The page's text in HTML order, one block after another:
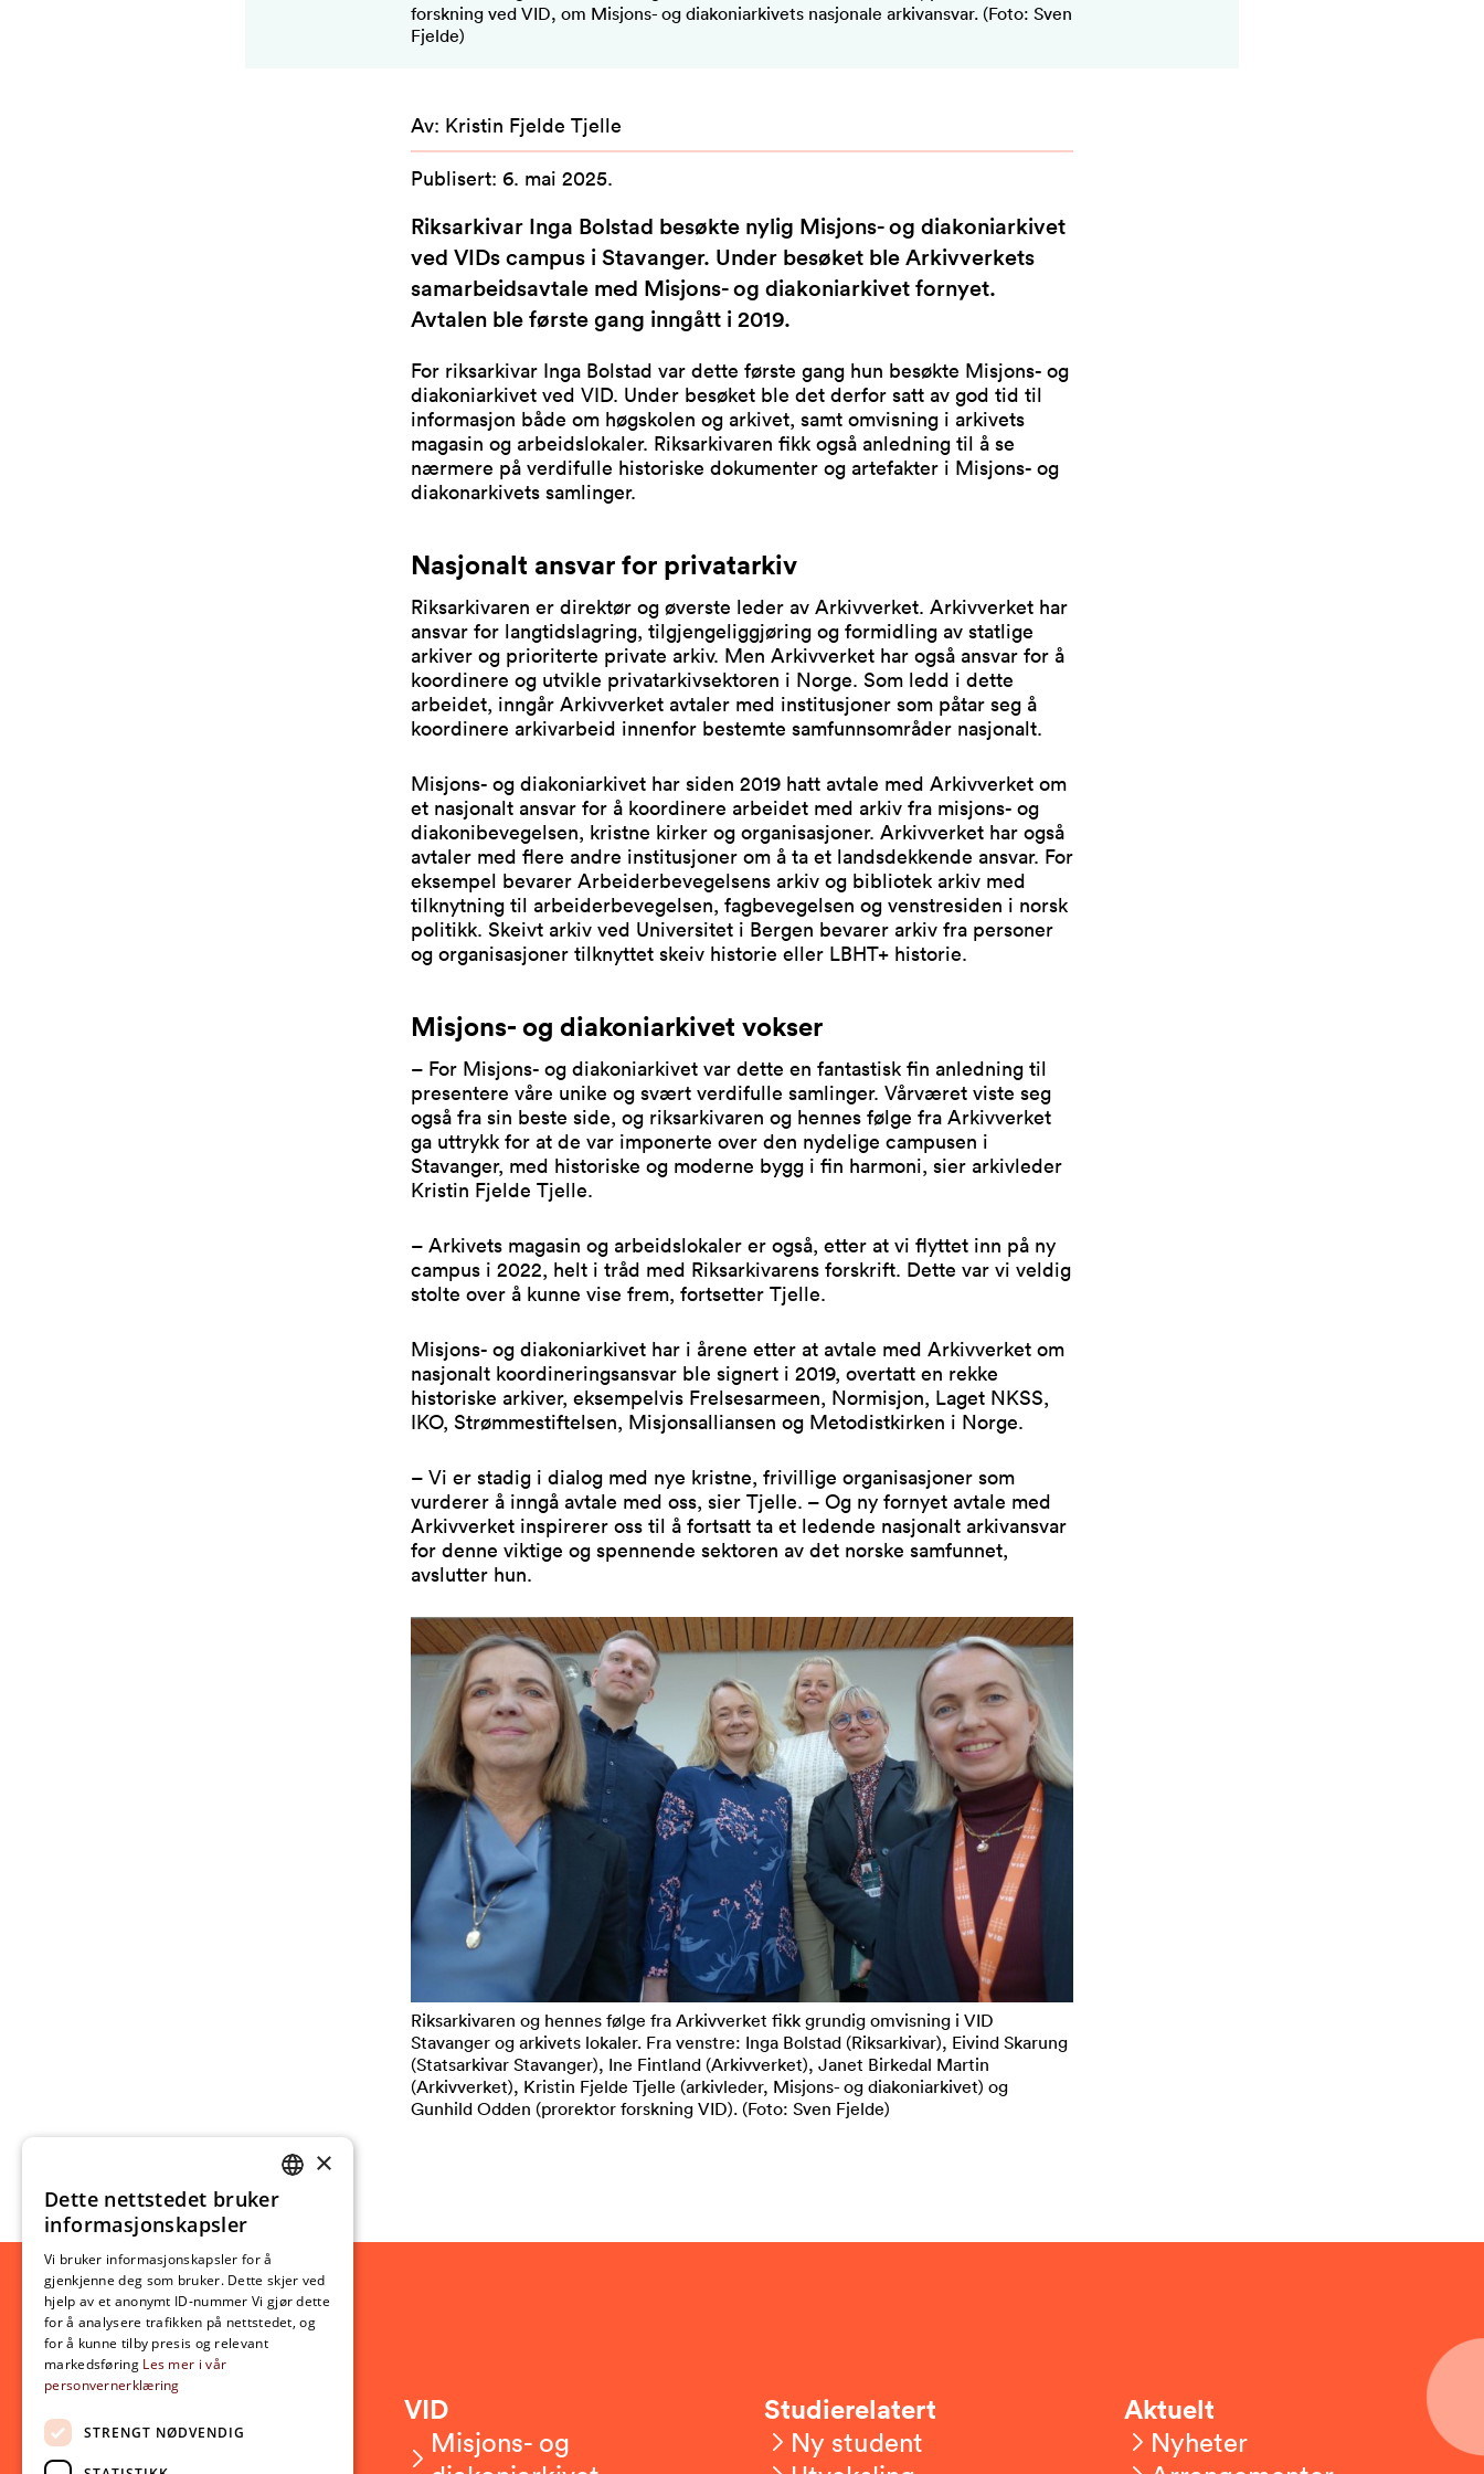
forskning ved VID, om Misjons- og diakoniarkivets nasjonale arkivansvar. (Foto: Sven
Fjelde)
Av: Kristin Fjelde Tjelle
Publisert: 6. mai 2025.
Riksarkivar Inga Bolstad besøkte nylig Misjons- og diakoniarkivet
ved VIDs campus i Stavanger. Under besøket ble Arkivverkets
samarbeidsavtale med Misjons- og diakoniarkivet fornyet.
Avtalen ble første gang inngått i 2019.
For riksarkivar Inga Bolstad var dette første gang hun besøkte Misjons- og
diakoniarkivet ved VID. Under besøket ble det derfor satt av god tid til
informasjon både om høgskolen og arkivet, samt omvisning i arkivets
magasin og arbeidslokaler. Riksarkivaren fikk også anledning til å se
nærmere på verdifulle historiske dokumenter og artefakter i Misjons- og
diakonarkivets samlinger.
Nasjonalt ansvar for privatarkiv
Riksarkivaren er direktør og øverste leder av Arkivverket. Arkivverket har
ansvar for langtidslagring, tilgjengeliggjøring og formidling av statlige
arkiver og prioriterte private arkiv. Men Arkivverket har også ansvar for å
koordinere og utvikle privatarkivsektoren i Norge. Som ledd i dette
arbeidet, inngår Arkivverket avtaler med institusjoner som påtar seg å
koordinere arkivarbeid innenfor bestemte samfunnsområder nasjonalt.
Misjons- og diakoniarkivet har siden 2019 hatt avtale med Arkivverket om
et nasjonalt ansvar for å koordinere arbeidet med arkiv fra misjons- og
diakonibevegelsen, kristne kirker og organisasjoner. Arkivverket har også
avtaler med flere andre institusjoner om å ta et landsdekkende ansvar. For
eksempel bevarer Arbeiderbevegelsens arkiv og bibliotek arkiv med
tilknytning til arbeiderbevegelsen, fagbevegelsen og venstresiden i norsk
politikk. Skeivt arkiv ved Universitet i Bergen bevarer arkiv fra personer
og organisasjoner tilknyttet skeiv historie eller LBHT+ historie.
Misjons- og diakoniarkivet vokser
– For Misjons- og diakoniarkivet var dette en fantastisk fin anledning til
presentere våre unike og svært verdifulle samlinger. Vårværet viste seg
også fra sin beste side, og riksarkivaren og hennes følge fra Arkivverket
ga uttrykk for at de var imponerte over den nydelige campusen i
Stavanger, med historiske og moderne bygg i fin harmoni, sier arkivleder
Kristin Fjelde Tjelle.
– Arkivets magasin og arbeidslokaler er også, etter at vi flyttet inn på ny
campus i 2022, helt i tråd med Riksarkivarens forskrift. Dette var vi veldig
stolte over å kunne vise frem, fortsetter Tjelle.
Misjons- og diakoniarkivet har i årene etter at avtale med Arkivverket om
nasjonalt koordineringsansvar ble signert i 2019, overtatt en rekke
historiske arkiver, eksempelvis Frelsesarmeen, Normisjon, Laget NKSS,
IKO, Strømmestiftelsen, Misjonsalliansen og Metodistkirken i Norge.
– Vi er stadig i dialog med nye kristne, frivillige organisasjoner som
vurderer å inngå avtale med oss, sier Tjelle. – Og ny fornyet avtale med
Arkivverket inspirerer oss til å fortsatt ta et ledende nasjonalt arkivansvar
for denne viktige og spennende sektoren av det norske samfunnet,
avslutter hun.
Riksarkivaren og hennes følge fra Arkivverket fikk grundig omvisning i VID
Stavanger og arkivets lokaler. Fra venstre: Inga Bolstad (Riksarkivar), Eivind Skarung
(Statsarkivar Stavanger), Ine Fintland (Arkivverket), Janet Birkedal Martin
(Arkivverket), Kristin Fjelde Tjelle (arkivleder, Misjons- og diakoniarkivet) og
Gunhild Odden (prorektor forskning VID). (Foto: Sven Fjelde)
Kontakt oss
VID
Misjons- og
Studierelatert
Ny student
Aktuelt
Nyheter
NORWEGIAN
×
Dette nettstedet bruker
informasjonskapsler
Vi bruker informasjonskapsler for å
gjenkjenne deg som bruker. Dette skjer ved
hjelp av et anonymt ID-nummer Vi gjør dette
for å analysere trafikken på nettstedet, og
for å kunne tilby presis og relevant
markedsføring Les mer i vår
personvernerklæring
STRENGT NØDVENDIG